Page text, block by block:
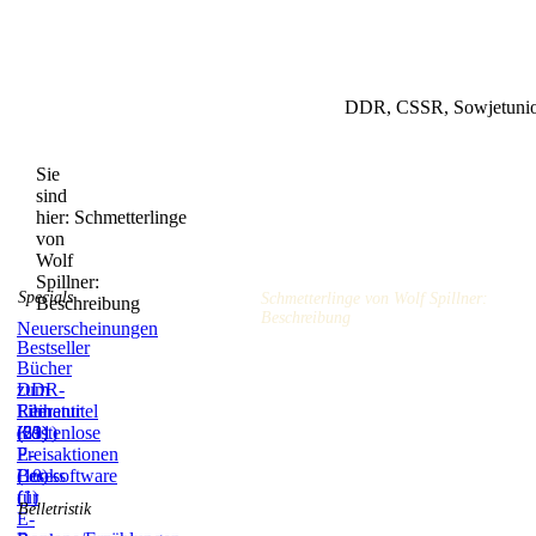
Specials
Neuerscheinungen
Bestseller
Bücher
zum
Film
(59)
DDR-
Literatur
(831)
Reihentitel
(21)
Kostenlose
E-
Books
(1)
Preisaktionen
(10)
Lesesoftware
für
E-
Belletristik
DDR, CSSR,
Sie
sind
hier: Schmetterlinge
von
Wolf
Spillner:
Beschreibung
Schmetterlinge von Wolf Spillner:
Beschreibung